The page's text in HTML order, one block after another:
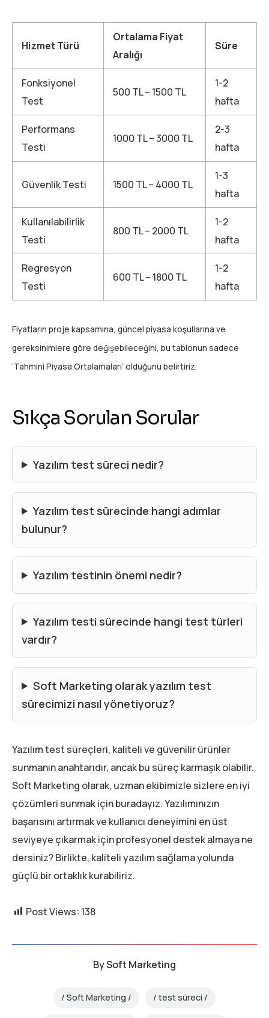
Hizmet Türü
Ortalama Fiyat
Aralığı
Süre
Fonksiyonel
Test
500 TL – 1500 TL
1-2
hafta
Performans
Testi
1000 TL – 3000 TL
2-3
hafta
Güvenlik Testi 1500 TL – 4000 TL
1-3
hafta
Kullanılabilirlik
Testi
800 TL – 2000 TL
1-2
hafta
Regresyon
Testi
600 TL – 1800 TL
1-2
hafta
Fiyatların proje kapsamına, güncel piyasa koşullarına ve
gereksinimlere göre değişebileceğini, bu tablonun sadece
‘Tahmini Piyasa Ortalamaları’ olduğunu belirtiriz.
Sıkça Sorulan Sorular
Yazılım test süreci nedir?
Yazılım test sürecinde hangi adımlar
bulunur?
Yazılım testinin önemi nedir?
Yazılım testi sürecinde hangi test türleri
vardır?
Soft Marketing olarak yazılım test
sürecimizi nasıl yönetiyoruz?
Yazılım test süreçleri, kaliteli ve güvenilir ürünler
sunmanın anahtarıdır, ancak bu süreç karmaşık olabilir.
Soft Marketing olarak, uzman ekibimizle sizlere en iyi
çözümleri sunmak için buradayız. Yazılımınızın
başarısını artırmak ve kullanıcı deneyimini en üst
seviyeye çıkarmak için profesyonel destek almaya ne
dersiniz? Birlikte, kaliteli yazılım sağlama yolunda
güçlü bir ortaklık kurabiliriz.
Post Views: 138
BySoft Marketing
Soft Marketing test süreci